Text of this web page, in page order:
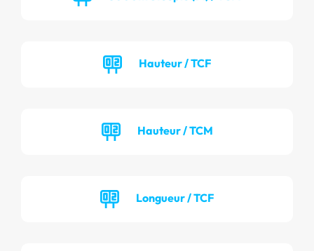
Hauteur / TCF
Hauteur / TCM
Longueur / TCF